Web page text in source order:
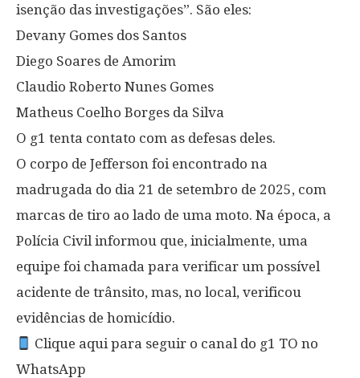
isenção das investigações”. São eles:
Devany Gomes dos Santos
Diego Soares de Amorim
Claudio Roberto Nunes Gomes
Matheus Coelho Borges da Silva
O g1 tenta contato com as defesas deles.
O corpo de Jefferson foi encontrado na
madrugada do dia 21 de setembro de 2025, com
marcas de tiro ao lado de uma moto. Na época, a
Polícia Civil informou que, inicialmente, uma
equipe foi chamada para verificar um possível
acidente de trânsito, mas, no local, verificou
evidências de homicídio.
Clique aqui para seguir o canal do g1 TO no
WhatsApp